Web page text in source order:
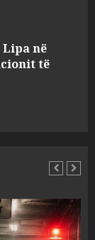
Lipa në
të
ndaj
origjinë
këtu,
në